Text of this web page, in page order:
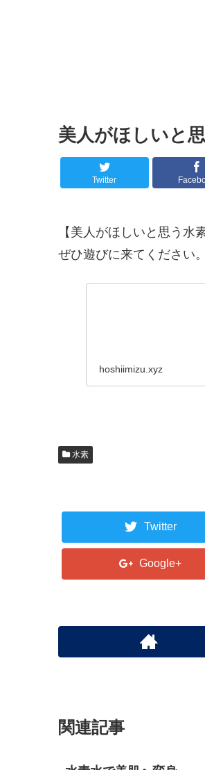
美人がほしいと
Twitter
【美人がほしいと思う水
ぜひ遊びに来てください。
hoshiimizu.xyz
水素
Twitter
Google+
関連記事